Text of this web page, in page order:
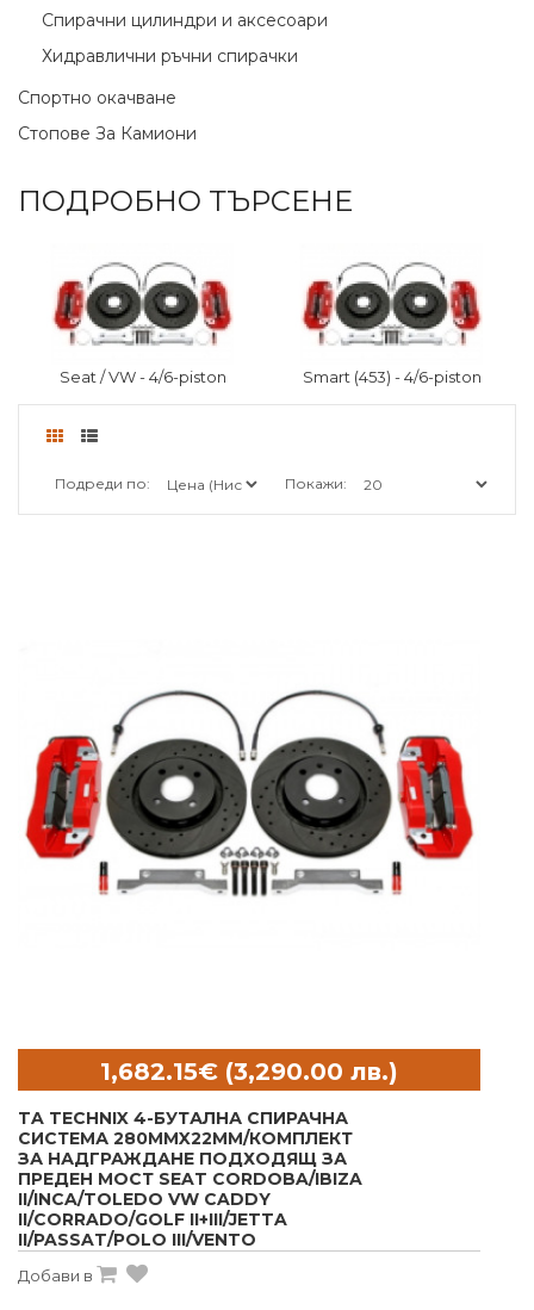
Спирачни цилиндри и аксесоари
Хидравлични ръчни спирачки
Спортно окачване
Стопове За Камиони
ПОДРОБНО ТЪРСЕНЕ
Seat / VW - 4/6-piston Smart (453) - 4/6-piston
Подреди по: Покажи:
TA TECHNIX 4-БУТАЛНА СПИРАЧНА
СИСТЕМА 280MMX22MM/КОМПЛЕКТ
ЗА НАДГРАЖДАНЕ ПОДХОДЯЩ ЗА
ПРЕДЕН МОСТ SEAT CORDOBA/IBIZA
II/INCA/TOLEDO VW CADDY
II/CORRADO/GOLF II+III/JETTA
II/PASSAT/POLO III/VENTO
Добави в